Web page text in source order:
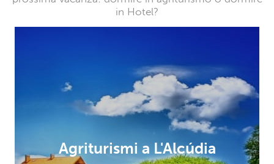
in Hotel?
Agriturismi a L'Alcúdia